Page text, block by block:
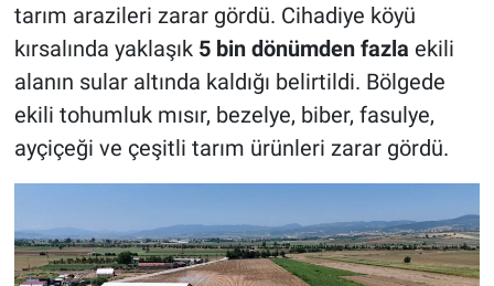
tarım arazileri zarar gördü. Cihadiye köyü
kırsalında yaklaşık 5 bin dönümden fazla ekili
alanın sular altında kaldığı belirtildi. Bölgede
ekili tohumluk mısır, bezelye, biber, fasulye,
ayçiçeği ve çeşitli tarım ürünleri zarar gördü.